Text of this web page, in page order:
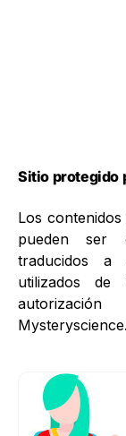
Sitio protegido
Los
pueden ser
traducidos a
utilizados